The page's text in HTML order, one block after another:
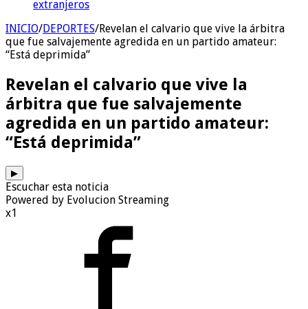
extranjeros
INICIO/DEPORTES/Revelan el calvario que vive la árbitra
que fue salvajemente agredida en un partido amateur:
“Está deprimida”
Revelan el calvario que vive la
árbitra que fue salvajemente
agredida en un partido amateur:
“Está deprimida”
▶
Escuchar esta noticia
Powered by Evolucion Streaming
x1